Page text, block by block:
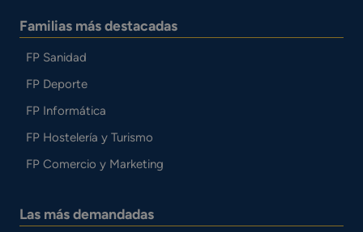
Familias más destacadas
FP Sanidad
FP Deporte
FP Informática
FP Hostelería y Turismo
FP Comercio y Marketing
Las más demandadas